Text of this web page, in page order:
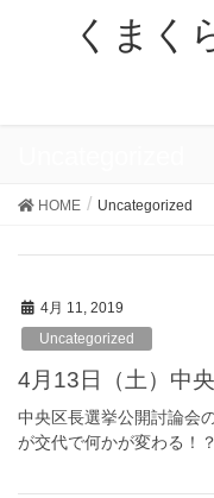
くまく
HOME Uncategorized
4月 11, 2019
Uncategorized
4月13日（土）中
中央区長選挙公開討論会
が交代で何かが変わる！